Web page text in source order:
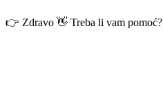
👉 Zdravo 👋 Treba li vam pomoć?